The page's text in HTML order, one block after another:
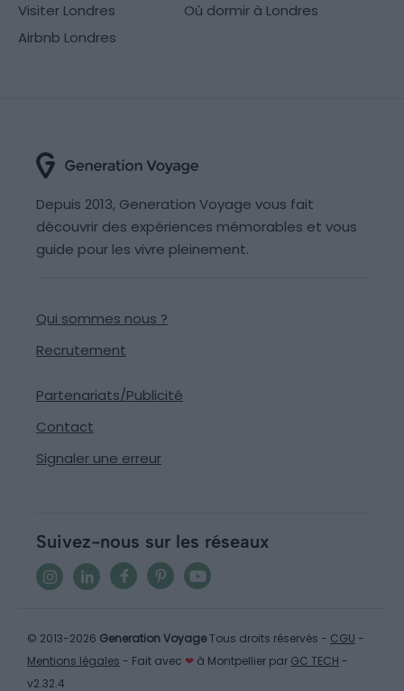
Visiter Londres
Où dormir à Londres
Airbnb Londres
Depuis 2013, Generation Voyage vous fait
découvrir des expériences mémorables et vous
guide pour les vivre pleinement.
Qui sommes nous ?
Recrutement
Partenariats/Publicité
Contact
Signaler une erreur
Suivez-nous sur les réseaux
© 2013-2026 Generation VoyageTous droits réservés - CGU -
Mentions légales - Fait avec ❤ à Montpellier par GC TECH -
v2.32.4